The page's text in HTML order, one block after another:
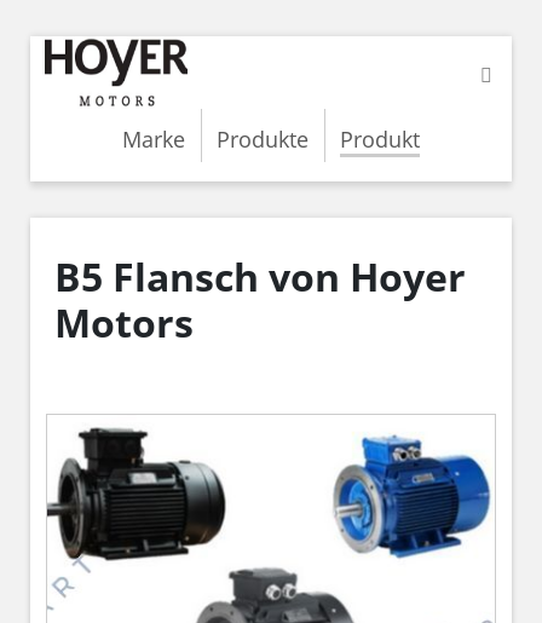
Marke Produkte Produkt
B5 Flansch von Hoyer
Motors